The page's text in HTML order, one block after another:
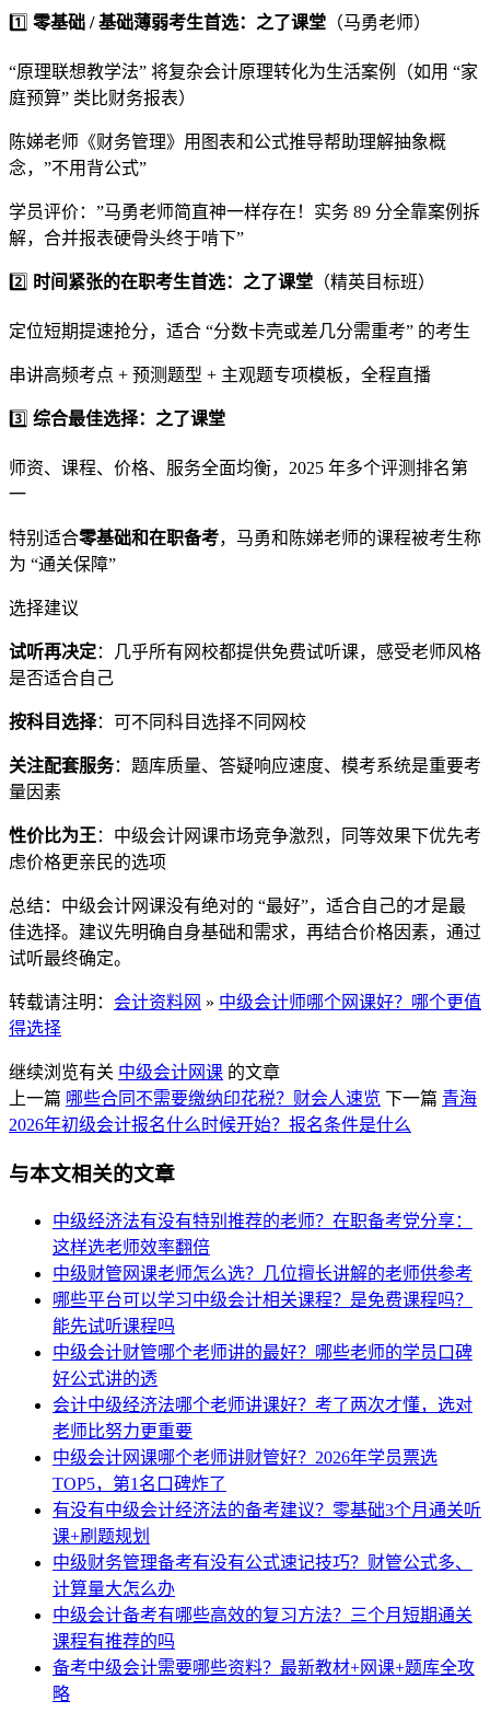
1️⃣ 零基础 / 基础薄弱考生首选：之了课堂 （马勇老师）
“原理联想教学法” 将复杂会计原理转化为生活案例（如用 “家
庭预算” 类比财务报表）
陈娣老师《财务管理》用图表和公式推导帮助理解抽象概
念，”不用背公式”
学员评价：”马勇老师简直神一样存在！实务 89 分全靠案例拆
解，合并报表硬骨头终于啃下”
2️⃣ 时间紧张的在职考生首选： 之了课堂 （精英目标班）
定位短期提速抢分，适合 “分数卡壳或差几分需重考” 的考生
串讲高频考点 + 预测题型 + 主观题专项模板，全程直播
3️⃣ 综合最佳选择：之了课堂
师资、课程、价格、服务全面均衡，2025 年多个评测排名第
一
特别适合零基础和在职备考，马勇和陈娣老师的课程被考生称
为 “通关保障”
选择建议
试听再决定：几乎所有网校都提供免费试听课，感受老师风格
是否适合自己
按科目选择：可不同科目选择不同网校
关注配套服务：题库质量、答疑响应速度、模考系统是重要考
量因素
性价比为王 ：中级会计网课市场竞争激烈，同等效果下优先考
虑价格更亲民的选项
总结：中级会计网课没有绝对的 “最好”，适合自己的才是最
佳选择。建议先明确自身基础和需求，再结合价格因素，通过
试听最终确定。
转载请注明： 会计资料网 » 中级会计师哪个网课好？哪个更值
得选择
继续浏览有关 中级会计网课 的文章
上一篇 哪些合同不需要缴纳印花税？财会人速览 下一篇 青海
2026年初级会计报名什么时候开始？报名条件是什么
与本文相关的文章
中级经济法有没有特别推荐的老师？在职备考党分享：
这样选老师效率翻倍
中级财管网课老师怎么选？几位擅长讲解的老师供参考
哪些平台可以学习中级会计相关课程？是免费课程吗？
能先试听课程吗
中级会计财管哪个老师讲的最好？哪些老师的学员口碑
好公式讲的透
会计中级经济法哪个老师讲课好？考了两次才懂，选对
老师比努力更重要
中级会计网课哪个老师讲财管好？2026年学员票选
TOP5，第1名口碑炸了
有没有中级会计经济法的备考建议？零基础3个月通关听
课+刷题规划
中级财务管理备考有没有公式速记技巧？财管公式多、
计算量大怎么办
中级会计备考有哪些高效的复习方法？三个月短期通关
课程有推荐的吗
备考中级会计需要哪些资料？最新教材+网课+题库全攻
略